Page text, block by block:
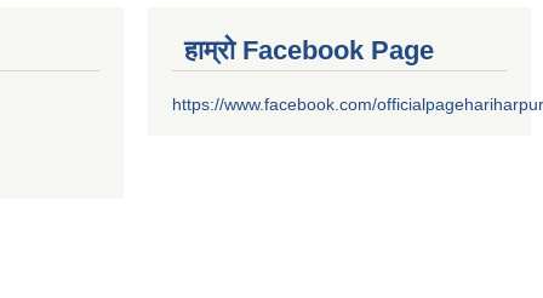
हाम्रो Facebook Page
https://www.facebook.com/